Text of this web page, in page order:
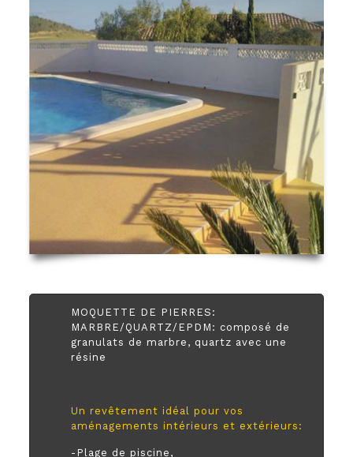
MOQUETTE DE PIERRES:
MARBRE/QUARTZ/EPDM: composé de
granulats de marbre, quartz avec une
résine
Un revêtement idéal pour vos
aménagements intérieurs et extérieurs:
-Plage de piscine,